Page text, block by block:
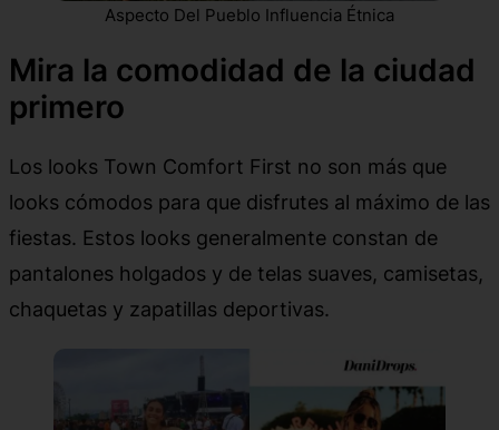
Aspecto Del Pueblo Influencia Étnica
Mira la comodidad de la ciudad
primero
Los looks Town Comfort First no son más que
looks cómodos para que disfrutes al máximo de las
fiestas. Estos looks generalmente constan de
pantalones holgados y de telas suaves, camisetas,
chaquetas y zapatillas deportivas.